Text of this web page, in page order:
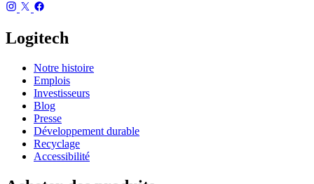
Logitech
Notre histoire
Emplois
Investisseurs
Blog
Presse
Développement durable
Recyclage
Accessibilité